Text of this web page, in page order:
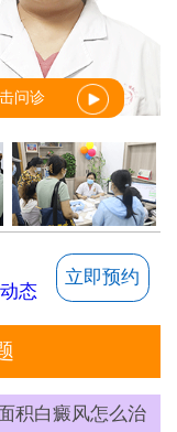
问诊
态
立即预约
积白癜风怎么治